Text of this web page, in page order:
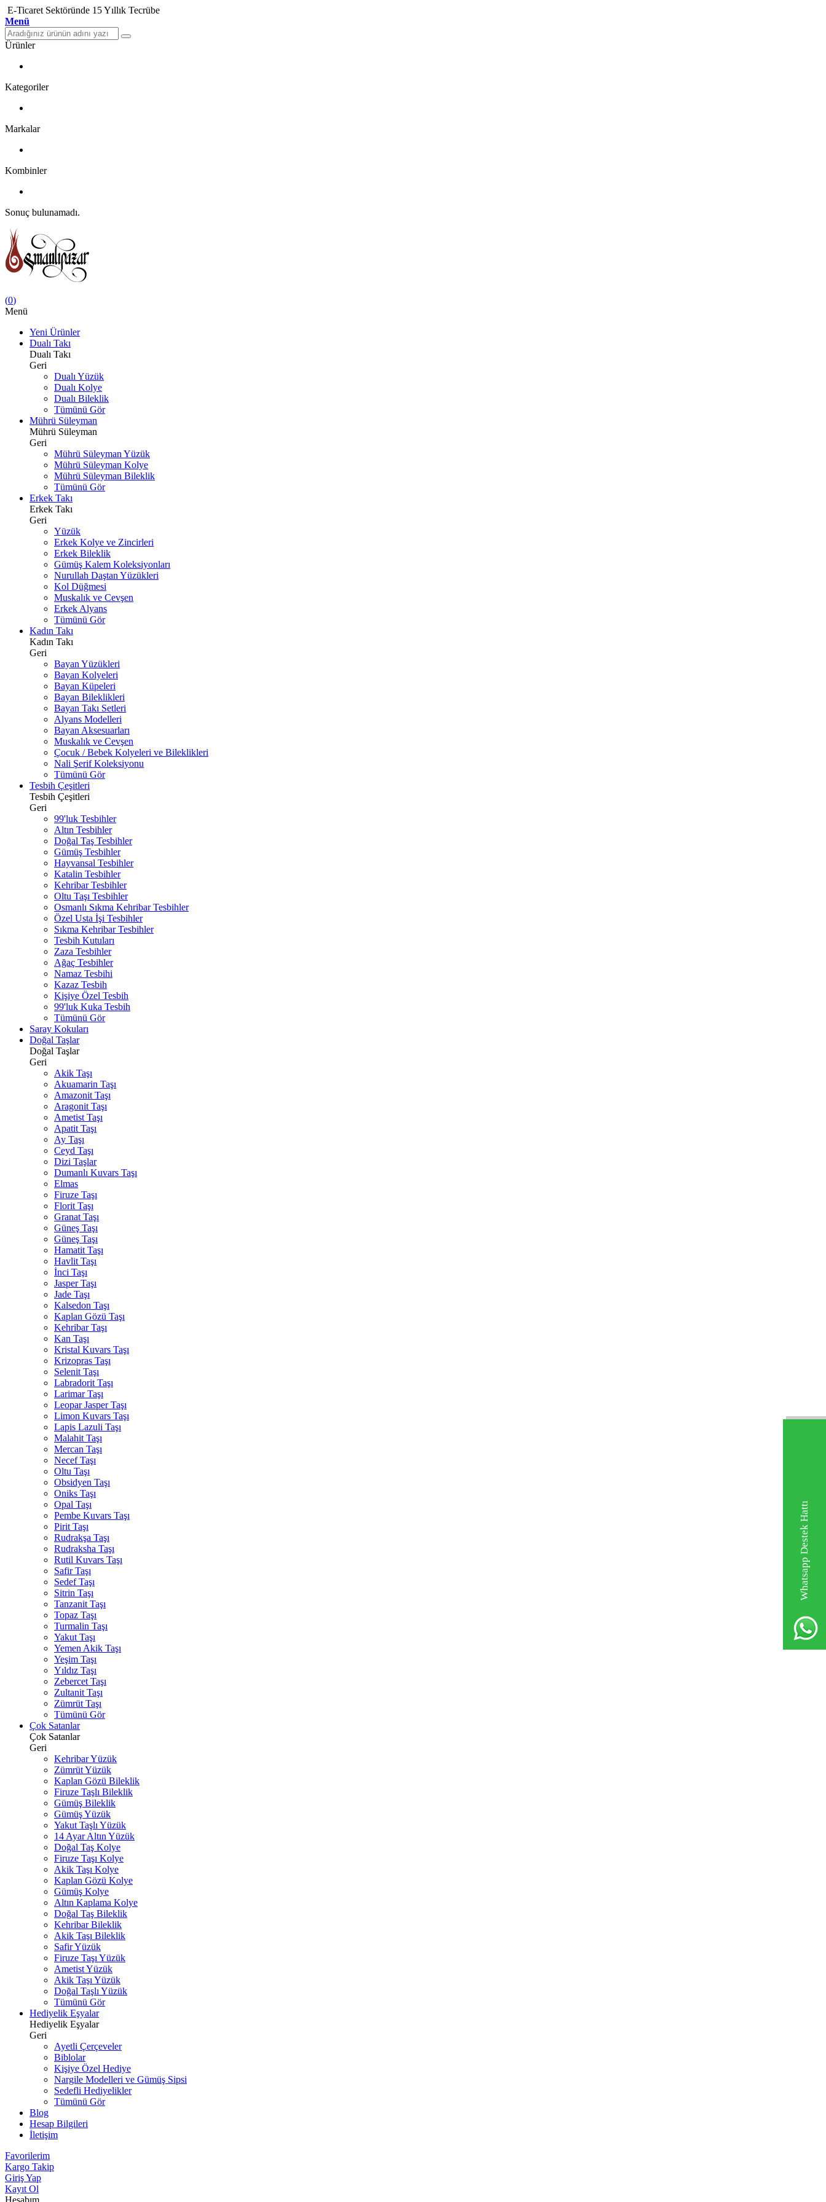
Whatsapp Destek Hattı
E-Ticaret Sektöründe 15 Yıllık Tecrübe
Menü
Ürünler
Kategoriler
Markalar
Kombinler
Sonuç bulunamadı.
(0)
Menü
Yeni Ürünler
Dualı Takı
Dualı Takı
Geri
Dualı Yüzük
Dualı Kolye
Dualı Bileklik
Tümünü Gör
Mührü Süleyman
Mührü Süleyman
Geri
Mührü Süleyman Yüzük
Mührü Süleyman Kolye
Mührü Süleyman Bileklik
Tümünü Gör
Erkek Takı
Erkek Takı
Geri
Yüzük
Erkek Kolye ve Zincirleri
Erkek Bileklik
Gümüş Kalem Koleksiyonları
Nurullah Daştan Yüzükleri
Kol Düğmesi
Muskalık ve Cevşen
Erkek Alyans
Tümünü Gör
Kadın Takı
Kadın Takı
Geri
Bayan Yüzükleri
Bayan Kolyeleri
Bayan Küpeleri
Bayan Bileklikleri
Bayan Takı Setleri
Alyans Modelleri
Bayan Aksesuarları
Muskalık ve Cevşen
Çocuk / Bebek Kolyeleri ve Bileklikleri
Nali Şerif Koleksiyonu
Tümünü Gör
Tesbih Çeşitleri
Tesbih Çeşitleri
Geri
99'luk Tesbihler
Altın Tesbihler
Doğal Taş Tesbihler
Gümüş Tesbihler
Hayvansal Tesbihler
Katalin Tesbihler
Kehribar Tesbihler
Oltu Taşı Tesbihler
Osmanlı Sıkma Kehribar Tesbihler
Özel Usta İşi Tesbihler
Sıkma Kehribar Tesbihler
Tesbih Kutuları
Zaza Tesbihler
Ağaç Tesbihler
Namaz Tesbihi
Kazaz Tesbih
Kişiye Özel Tesbih
99'luk Kuka Tesbih
Tümünü Gör
Saray Kokuları
Doğal Taşlar
Doğal Taşlar
Geri
Akik Taşı
Akuamarin Taşı
Amazonit Taşı
Aragonit Taşı
Ametist Taşı
Apatit Taşı
Ay Taşı
Ceyd Taşı
Dizi Taşlar
Dumanlı Kuvars Taşı
Elmas
Firuze Taşı
Florit Taşı
Granat Taşı
Güneş Taşı
Güneş Taşı
Hamatit Taşı
Havlit Taşı
İnci Taşı
Jasper Taşı
Jade Taşı
Kalsedon Taşı
Kaplan Gözü Taşı
Kehribar Taşı
Kan Taşı
Kristal Kuvars Taşı
Krizopras Taşı
Selenit Taşı
Labradorit Taşı
Larimar Taşı
Leopar Jasper Taşı
Limon Kuvars Taşı
Lapis Lazuli Taşı
Malahit Taşı
Mercan Taşı
Necef Taşı
Oltu Taşı
Obsidyen Taşı
Oniks Taşı
Opal Taşı
Pembe Kuvars Taşı
Pirit Taşı
Rudrakşa Taşı
Rudraksha Taşı
Rutil Kuvars Taşı
Safir Taşı
Sedef Taşı
Sitrin Taşı
Tanzanit Taşı
Topaz Taşı
Turmalin Taşı
Yakut Taşı
Yemen Akik Taşı
Yeşim Taşı
Yıldız Taşı
Zebercet Taşı
Zultanit Taşı
Zümrüt Taşı
Tümünü Gör
Çok Satanlar
Çok Satanlar
Geri
Kehribar Yüzük
Zümrüt Yüzük
Kaplan Gözü Bileklik
Firuze Taşlı Bileklik
Gümüş Bileklik
Gümüş Yüzük
Yakut Taşlı Yüzük
14 Ayar Altın Yüzük
Doğal Taş Kolye
Firuze Taşı Kolye
Akik Taşı Kolye
Kaplan Gözü Kolye
Gümüş Kolye
Altın Kaplama Kolye
Doğal Taş Bileklik
Kehribar Bileklik
Akik Taşı Bileklik
Safir Yüzük
Firuze Taşı Yüzük
Ametist Yüzük
Akik Taşı Yüzük
Doğal Taşlı Yüzük
Tümünü Gör
Hediyelik Eşyalar
Hediyelik Eşyalar
Geri
Ayetli Çerçeveler
Biblolar
Kişiye Özel Hediye
Nargile Modelleri ve Gümüş Sipsi
Sedefli Hediyelikler
Tümünü Gör
Blog
Hesap Bilgileri
İletişim
Favorilerim
Kargo Takip
Giriş Yap
Kayıt Ol
Hesabım